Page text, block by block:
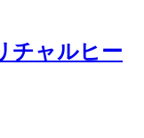
チャルヒー